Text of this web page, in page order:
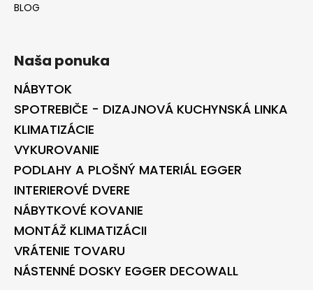
BLOG
Naša ponuka
NÁBYTOK
SPOTREBIČE - DIZAJNOVÁ KUCHYNSKÁ LINKA
KLIMATIZÁCIE
VYKUROVANIE
PODLAHY A PLOŠNÝ MATERIÁL EGGER
INTERIEROVÉ DVERE
NÁBYTKOVÉ KOVANIE
MONTÁŽ KLIMATIZÁCII
VRÁTENIE TOVARU
NÁSTENNÉ DOSKY EGGER DECOWALL